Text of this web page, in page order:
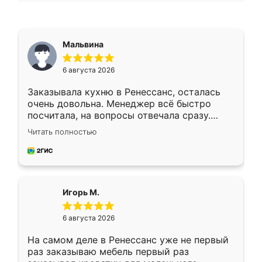
Мальвина
6 августа 2026
Заказывала кухню в Ренессанс, осталась
очень довольна. Менеджер всё быстро
посчитала, на вопросы отвечала сразу.
Замерщик приехал в субботу, подошёл к
делу со всей ответственностью. Собрали
за день, ребята работали аккуратно, даже
Читать полностью
Игорь М.
6 августа 2026
На самом деле в Ренессанс уже не первый
раз заказываю мебель первый раз